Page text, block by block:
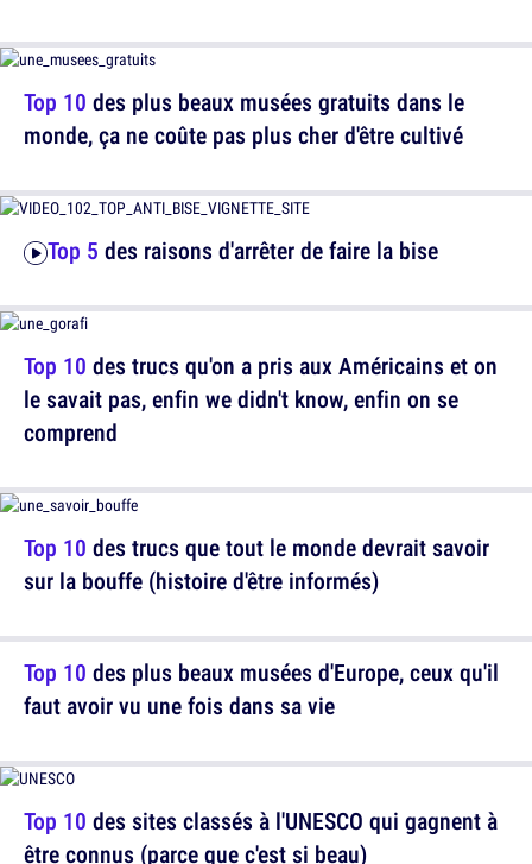
Top 10 des plus beaux musées gratuits dans le
monde, ça ne coûte pas plus cher d'être cultivé
Top 10 des trucs qu'on a pris aux Américains et on
le savait pas, enfin we didn't know, enfin on se
comprend
Top 10 des plus beaux musées d'Europe, ceux qu'il
faut avoir vu une fois dans sa vie
Top 5 des raisons d'arrêter de faire la bise
Top 10 des trucs que tout le monde devrait savoir
sur la bouffe (histoire d'être informés)
Top 10 des sites classés à l'UNESCO qui gagnent à
être connus (parce que c'est si beau)